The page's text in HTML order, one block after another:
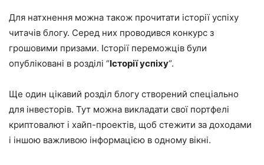
Для натхнення можна також прочитати історії успіху
читачів блогу. Серед них проводився конкурс з
грошовими призами. Історії переможців були
опубліковані в розділі “Історії успіху“.
Ще один цікавий розділ блогу створений спеціально
для інвесторів. Тут можна викладати свої портфелі
криптовалют і хайп-проектів, щоб стежити за доходами
і іншою важливою інформацією в одному вікні.